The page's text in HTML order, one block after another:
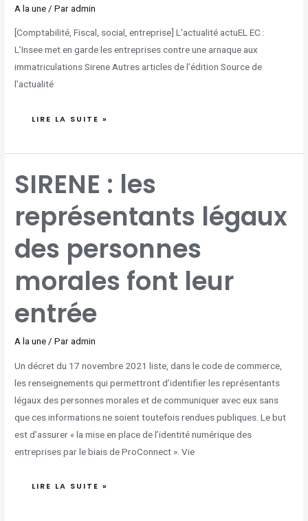
A la une / Paradmin
[Comptabilité, Fiscal, social, entreprise] L’actualité actuEL EC :
L’Insee met en garde les entreprises contre une arnaque aux
immatriculations Sirene Autres articles de l’édition Source de
l’actualité
LIRE LA SUITE »
SIRENE : les
représentants légaux
des personnes
morales font leur
entrée
A la une / Paradmin
Un décret du 17 novembre 2021 liste, dans le code de commerce,
les renseignements qui permettront d’identifier les représentants
légaux des personnes morales et de communiquer avec eux sans
que ces informations ne soient toutefois rendues publiques. Le but
est d’assurer « la mise en place de l’identité numérique des
entreprises par le biais de ProConnect ». Vie
:
LES
REPRÉSENTANTS
PERSONNES
MORALES
FONT
LEUR
LIRE LA SUITE »